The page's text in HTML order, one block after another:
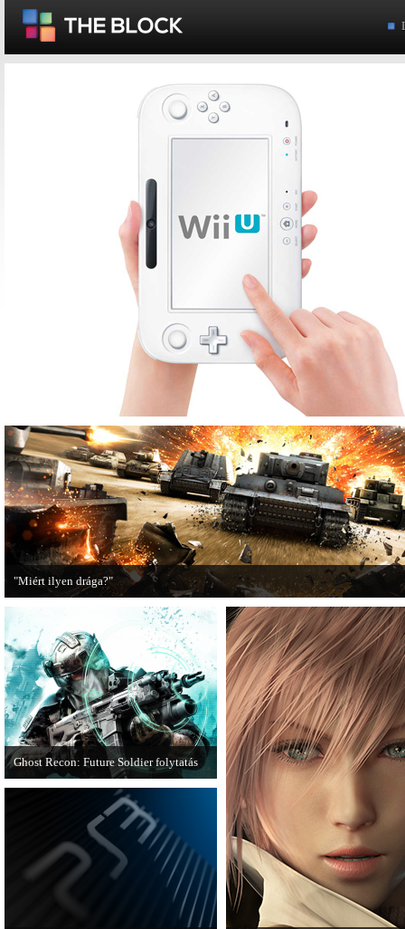
"Miért ilyen drága?"
A PC Guru utánajárt, miért kerülnek olyan sokba a AAA-kategóriás
Ghost Recon: Future Soldier folytatás
Több jel is utal arra, hogy készülőben
van a Ghost Recon: Future Soldier
következő epizódja.